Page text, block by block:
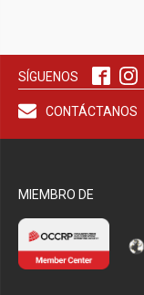
SÍGUENOS
CONTÁCTANOS
MIEMBRO DE